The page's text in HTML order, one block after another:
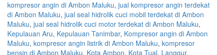
kompresor angin di Ambon Maluku, jual kompresor angin terdekat
di Ambon Maluku, jual seal hidrolik cuci mobil terdekat di Ambon
Maluku, jual seal hidrolik cuci motor terdekat di Ambon Maluku,
Kepulauan Aru, Kepulauan Tanimbar, Kompresor angin di Ambon
Maluku, kompresor angin listrik di Ambon Maluku, kompresor
bensin di Ambon Maluku, Kota Ambon, Kota Tual, Langgur,